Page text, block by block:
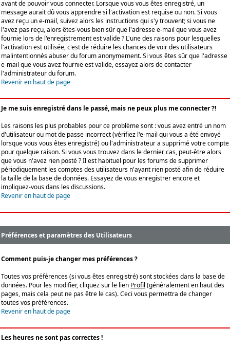
avant de pouvoir vous connecter. Lorsque vous vous êtes enregistré, un
message aurait dû vous apprendre si l'activation est requise ou non. Si vous
avez reçu un e-mail, suivez alors les instructions qui s'y trouvent; si vous ne
l'avez pas reçu, alors êtes-vous bien sûr que l'adresse e-mail que vous avez
fournie lors de l'enregistrement est valide ? L'une des raisons pour lesquelles
l'activation est utilisée, c'est de réduire les chances de voir des utilisateurs
malintentionnés abuser du forum anonymement. Si vous êtes sûr que l'adresse
e-mail que vous avez fournie est valide, essayez alors de contacter
l'administrateur du forum.
Revenir en haut de page
Je me suis enregistré dans le passé, mais ne peux plus me connecter ?!
Les raisons les plus probables pour ce problème sont : vous avez entré un nom
d'utilisateur ou mot de passe incorrect (vérifiez l'e-mail qui vous a été envoyé
lorsque vous vous êtes enregistré) ou l'administrateur a supprimé votre compte
pour quelque raison. Si vous vous trouvez dans le dernier cas, peut-être alors
que vous n'avez rien posté ? Il est habituel pour les forums de supprimer
périodiquement les comptes des utilisateurs n'ayant rien posté afin de réduire
la taille de la base de données. Essayez de vous enregistrer encore et
impliquez-vous dans les discussions.
Revenir en haut de page
Préférences et paramètres des Utilisateurs
Comment puis-je changer mes préférences ?
Toutes vos préférences (si vous êtes enregistré) sont stockées dans la base de
données. Pour les modifier, cliquez sur le lien Profil (généralement en haut des
pages, mais cela peut ne pas être le cas). Ceci vous permettra de changer
toutes vos préférences.
Revenir en haut de page
Les heures ne sont pas correctes !